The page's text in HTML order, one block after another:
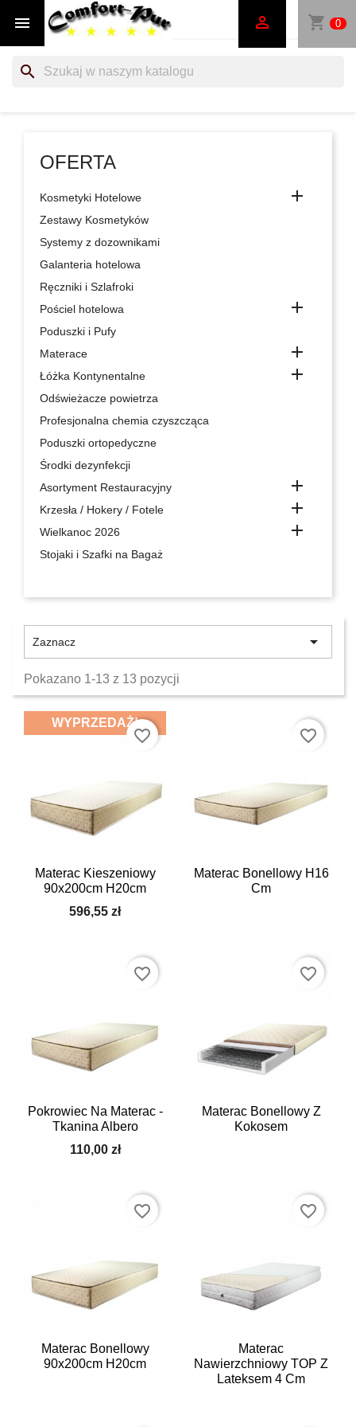
 shopping_cart 0

search
OFERTA
Kosmetyki Hotelowe 
Zestawy Kosmetyków
Systemy z dozownikami
Galanteria hotelowa
Ręczniki i Szlafroki
Pościel hotelowa

Poduszki i Pufy
Materace

Łóżka Kontynentalne 
Odświeżacze powietrza
Profesjonalna chemia czyszcząca
Poduszki ortopedyczne
Środki dezynfekcji
Asortyment Restauracyjny

Krzesła / Hokery / Fotele 
Wielkanoc 2026 
Stojaki i Szafki na Bagaż
Zaznacz 
Pokazano 1-13 z 13 pozycji
Materac Kieszeniowy
90x200cm H20cm
596,55 zł
WYPRZEDAŻ!
favorite_border
Materac Bonellowy H16
Cm
favorite_border
Pokrowiec Na Materac -
Tkanina Albero
110,00 zł
favorite_border
Materac Bonellowy Z
Kokosem
favorite_border
Materac Bonellowy
90x200cm H20cm
favorite_border
Materac
Nawierzchniowy TOP Z
Lateksem 4 Cm
favorite_border